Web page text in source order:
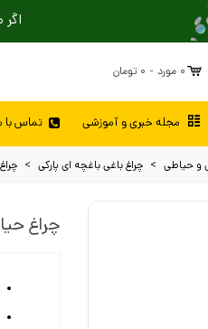
0 مورد - 0 تومان
مجله خبری و آموزشی تماس با
و حیاطی > چراغ باغی باغچه ای پارکی >
چراغ